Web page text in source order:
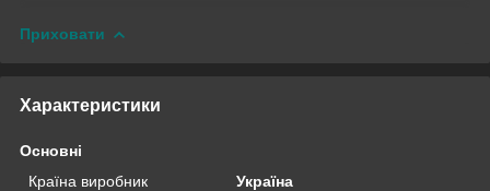
Приховати
Характеристики
Основні
Країна виробник
Україна